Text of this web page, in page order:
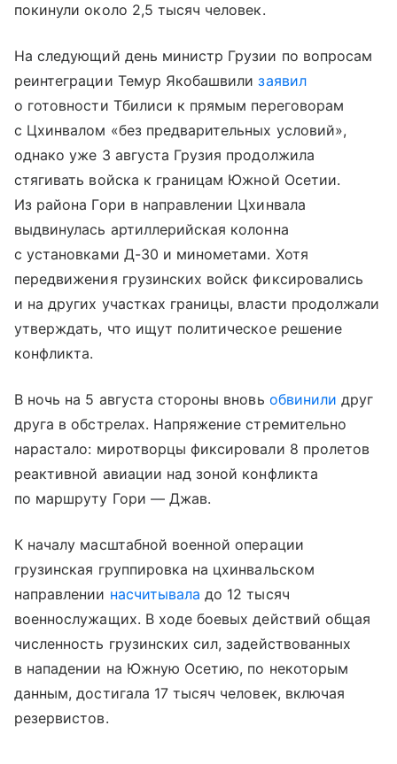
покинули около 2,5 тысяч человек.
На следующий день министр Грузии по вопросам
реинтеграции Темур Якобашвилизаявил
о готовности Тбилиси к прямым переговорам
с Цхинвалом «без предварительных условий»,
однако уже 3 августа Грузия продолжила
стягивать войска к границам Южной Осетии.
Из района Гори в направлении Цхинвала
выдвинулась артиллерийская колонна
с установками Д-30 и минометами. Хотя
передвижения грузинских войск фиксировались
и на других участках границы, власти продолжали
утверждать, что ищут политическое решение
конфликта.
В ночь на 5 августа стороны вновь обвинили друг
друга в обстрелах. Напряжение стремительно
нарастало: миротворцы фиксировали 8 пролетов
реактивной авиации над зоной конфликта
по маршруту Гори — Джав.
К началу масштабной военной операции
грузинская группировка на цхинвальском
направлении насчитывала до 12 тысяч
военнослужащих. В ходе боевых действий общая
численность грузинских сил, задействованных
в нападении на Южную Осетию, по некоторым
данным, достигала 17 тысяч человек, включая
резервистов.